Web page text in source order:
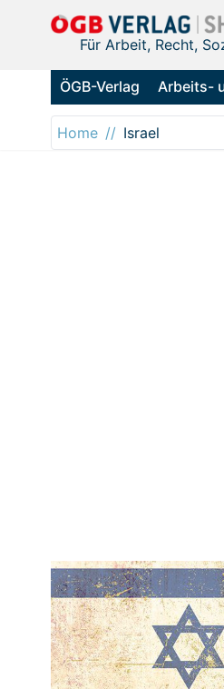
Direkt zum Inhalt
Für Arbeit, Recht,
ÖGB-Verlag Arbeits-
Home Israel